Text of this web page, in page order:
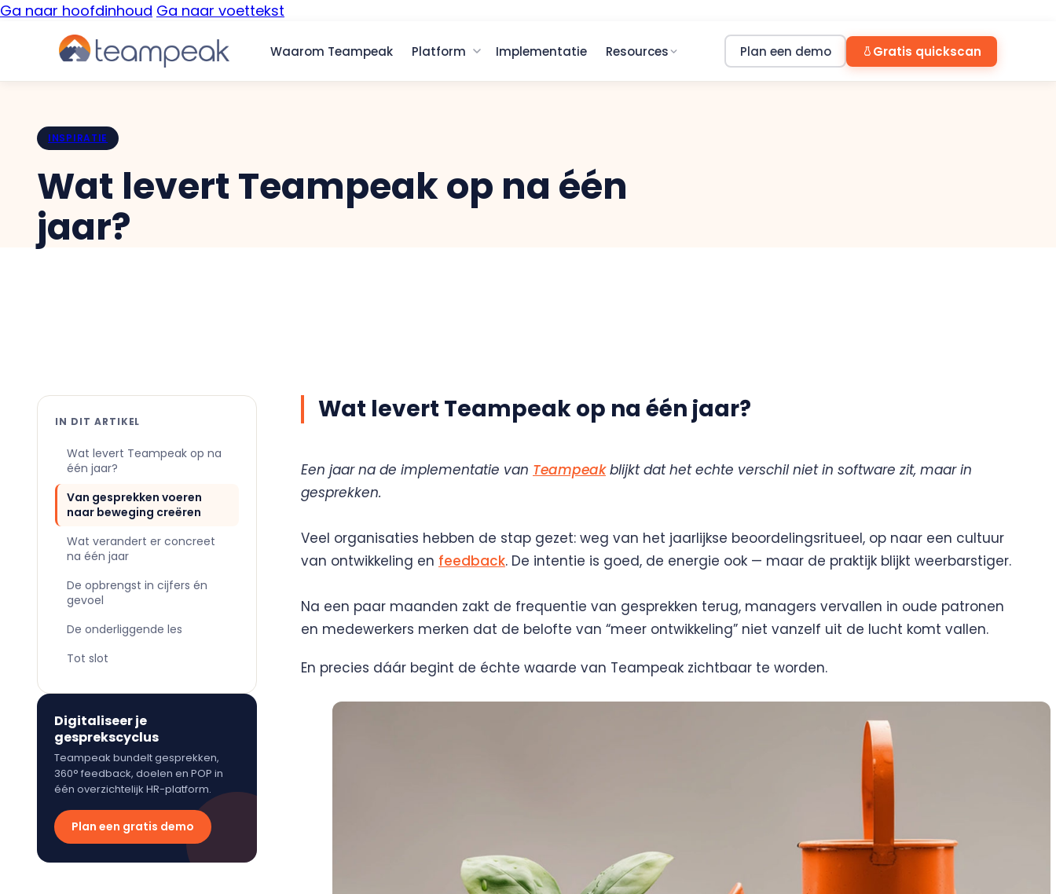
Ga naar hoofdinhoud Ga naar voettekst
Waarom Teampeak Platform Implementatie Resources Plan een demo Gratis quickscan
INSPIRATIE
Wat levert Teampeak op na één
jaar?
IN DIT ARTIKEL
Wat levert Teampeak op na
één jaar?
Van gesprekken voeren
naar beweging creëren
Wat verandert er concreet
na één jaar
De opbrengst in cijfers én
gevoel
De onderliggende les
Tot slot
Digitaliseer je
gesprekscyclus
Teampeak bundelt gesprekken,
360° feedback, doelen en POP in
één overzichtelijk HR-platform.
Plan een gratis demo
Wat levert Teampeak op na één jaar?
Een jaar na de implementatie van Teampeakblijkt dat het echte verschil niet in software zit, maar in
gesprekken.
Veel organisaties hebben de stap gezet: weg van het jaarlijkse beoordelingsritueel, op naar een cultuur
van ontwikkeling en feedback. De intentie is goed, de energie ook — maar de praktijk blijkt weerbarstiger.
Na een paar maanden zakt de frequentie van gesprekken terug, managers vervallen in oude patronen
en medewerkers merken dat de belofte van “meer ontwikkeling” niet vanzelf uit de lucht komt vallen.
En precies dáár begint de échte waarde van Teampeak zichtbaar te worden.